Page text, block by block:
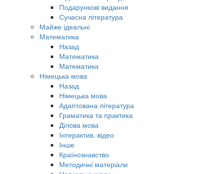
Подарункові видання
Сучасна література
Майже ідеальні
Математика
Назад
Математика
Математика
Німецька мова
Назад
Німецька мова
Адаптована література
Граматика та практика
Ділова мова
Інтерактив. відео
Інше
Країнознавство
Методичні матеріали